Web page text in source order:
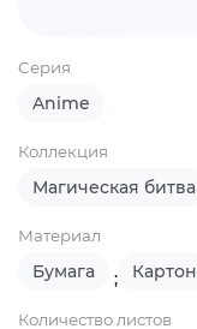
Серия
Anime
Коллекция
Магическая битва
Материал
Бумага ; Картон
Количество листов